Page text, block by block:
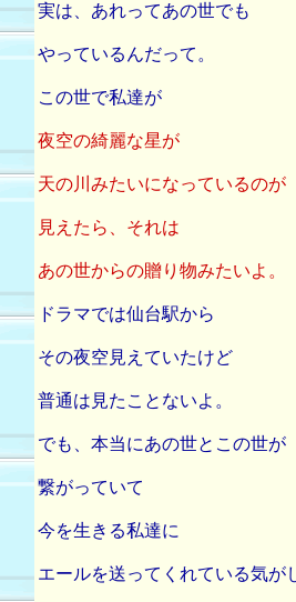
実は、あれってあの世でも
やっているんだって。
この世で私達が
夜空の綺麗な星が
天の川みたいになっているのが
見えたら、それは
あの世からの贈り物みたいよ。
ドラマでは仙台駅から
その夜空見えていたけど
普通は見たことないよ。
でも、本当にあの世とこの世が
繋がっていて
今を生きる私達に
エールを送ってくれている気が